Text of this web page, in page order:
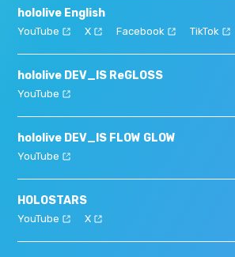
hololive English
YouTube X Facebook TikTok
hololive DEV_IS ReGLOSS
YouTube
hololive DEV_IS FLOW GLOW
YouTube
HOLOSTARS
YouTube X